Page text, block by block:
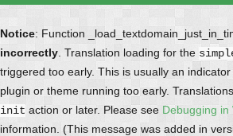
Notice: Function
incorrectly . Translation loading for the
triggered too early. This is usually an
plugin or theme running too early.
init action or later. Please see Debugging in
information. (This message was added in